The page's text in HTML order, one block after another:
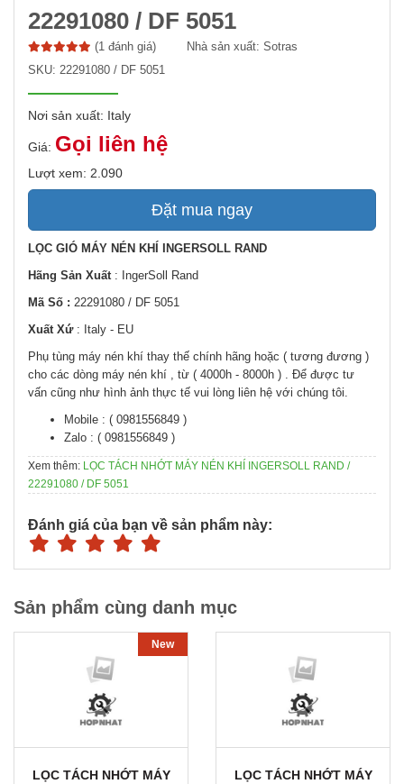
22291080 / DF 5051
(1 đánh giá) Nhà sản xuất: Sotras
SKU: 22291080 / DF 5051
Nơi sản xuất: Italy
Giá: Gọi liên hệ
Lượt xem: 2.090
Đặt mua ngay
LỌC GIÓ MÁY NÉN KHÍ INGERSOLL RAND
Hãng Sản Xuất : IngerSoll Rand
Mã Số : 22291080 / DF 5051
Xuất Xứ : Italy - EU
Phụ tùng máy nén khí thay thế chính hãng hoặc ( tương đương )
cho các dòng máy nén khí , từ ( 4000h - 8000h ) . Để được tư
vấn cũng như hình ảnh thực tế vui lòng liên hệ với chúng tôi.
Mobile : ( 0981556849 )
Zalo : ( 0981556849 )
Xem thêm: LỌC TÁCH NHỚT MÁY NÉN KHÍ INGERSOLL RAND /
22291080 / DF 5051
Đánh giá của bạn về sản phẩm này:
Sản phẩm cùng danh mục
New
LỌC TÁCH NHỚT MÁY
LỌC TÁCH NHỚT MÁY